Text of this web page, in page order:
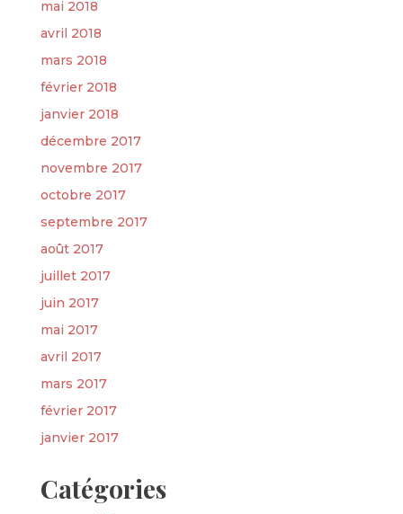
mai 2018
avril 2018
mars 2018
février 2018
janvier 2018
décembre 2017
novembre 2017
octobre 2017
septembre 2017
août 2017
juillet 2017
juin 2017
mai 2017
avril 2017
mars 2017
février 2017
janvier 2017
Catégories